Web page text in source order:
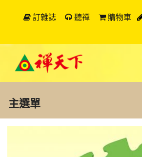
訂雜誌 聽禪 購物車
主選單